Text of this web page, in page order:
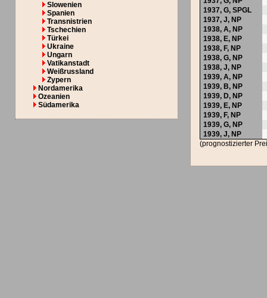
Slowenien
Spanien
Transnistrien
Tschechien
Türkei
Ukraine
Ungarn
Vatikanstadt
Weißrussland
Zypern
Nordamerika
Ozeanien
Südamerika
1937,G,SPGL
1937,J, NP
1938,A, NP
1938, E, NP
1938, F, NP
1938,G, NP
1938,J, NP
1939,A, NP
1939, B, NP
1939, D, NP
1939, E, NP
1939, F, NP
1939,G, NP
1939,J, NP
(prognostizierter